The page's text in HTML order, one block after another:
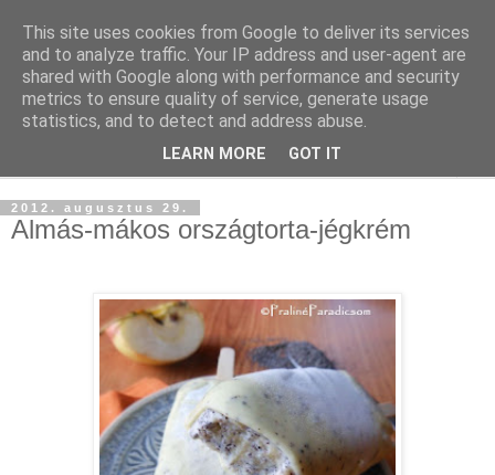
2012. augusztus 29.
Almás-mákos országtorta-jégkrém
This site uses cookies from Google to deliver its services
and to analyze traffic. Your IP address and user-agent are
shared with Google along with performance and security
metrics to ensure quality of service, generate usage
statistics, and to detect and address abuse.
LEARN MORE GOT IT